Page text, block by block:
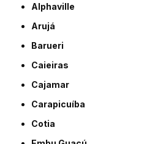
Alphaville
Arujá
Barueri
Caieiras
Cajamar
Carapicuíba
Cotia